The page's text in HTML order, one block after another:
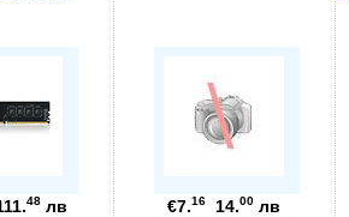
48 лв €7.1614.00 лв